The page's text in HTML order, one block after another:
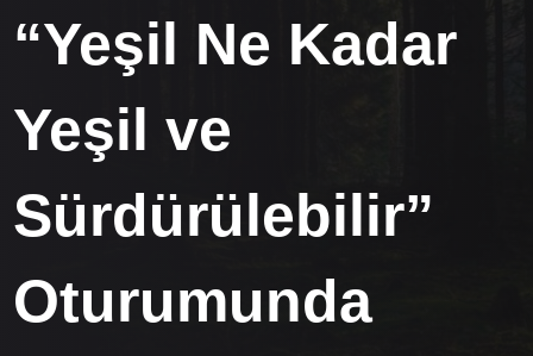
“Yeşil Ne Kadar
Yeşil ve
Sürdürülebilir”
Oturumunda